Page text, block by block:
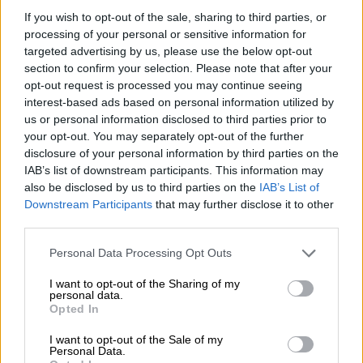
If you wish to opt-out of the sale, sharing to third parties, or
processing of your personal or sensitive information for
targeted advertising by us, please use the below opt-out
section to confirm your selection. Please note that after your
opt-out request is processed you may continue seeing
interest-based ads based on personal information utilized by
us or personal information disclosed to third parties prior to
your opt-out. You may separately opt-out of the further
disclosure of your personal information by third parties on the
IAB’s list of downstream participants. This information may
also be disclosed by us to third parties on the IAB’s List of
Downstream Participants that may further disclose it to other
Please note that this website/app uses one or more Google
not limited to your visit or usage behaviour. You may click to
grant or deny consent to Google and its third-party tags to
use your data for below specified purposes in below Google
consent section.
Personal Data Processing Opt Outs
I want to opt-out of the Sharing of my
personal data.
Opted In
I want to opt-out of the Sale of my
Personal Data.
είναι όμορφη. Έκανε τα γενέθλιά της πολύ
ξεχωριστά» είπε χαρακτηριστικά η πηγή. Το
αγαπημένο ζευγάρι έχει αποκτήσει δύο
κόρες, την9χρονη Εσμεράλντα Αμάντα και
την 8χρονη Αμάντα Λι.
«Είναι εξαιρετικοί στο να βρίσκουν
τις ισορροπίες μεταξύ τους»
«Η Εύα και ο Ράιαν είναι πραγματικά ένα
πολύ ευτυχισμένο ζευγάρι. Υποστηρίζουν
πολύ ο ένας τα πιστεύω του άλλου. Είναι
επίσης ευγνώμονες για την οικονομική
άνεση που τους εξασφαλίζει η δουλειά τους
και τους ενδιαφέρει ο χρόνος µε την
οικογένεια» συμπληρώνει η πηγή. «Είναι
εξαιρετικοί στο να βρίσκουν τις ισορροπίες